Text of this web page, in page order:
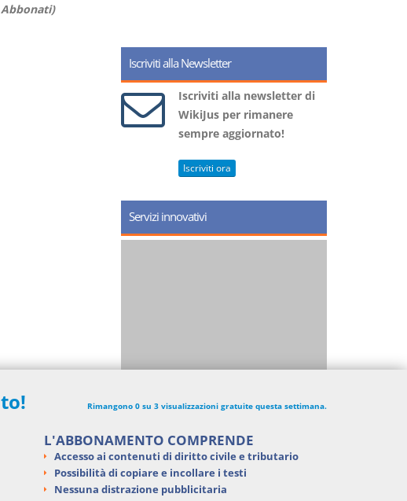
Iscriviti alla Newsletter
Iscriviti alla newsletter di
WikiJus per rimanere
sempre aggiornato!
Iscriviti ora
Servizi innovativi
Rimangono 0 su 3 visualizzazioni gratuite questa settimana.
L'ABBONAMENTO COMPRENDE
Accesso ai contenuti di diritto civile e tributario
Possibilità di copiare e incollare i testi
Nessuna distrazione pubblicitaria